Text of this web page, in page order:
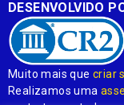
DESENVOLVIDO
Muito mais quecriar
Realizamos uma